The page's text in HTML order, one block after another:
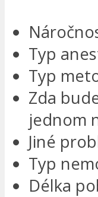
Typ
Typ
Zda
jednom
Jiné
Typ
Délka